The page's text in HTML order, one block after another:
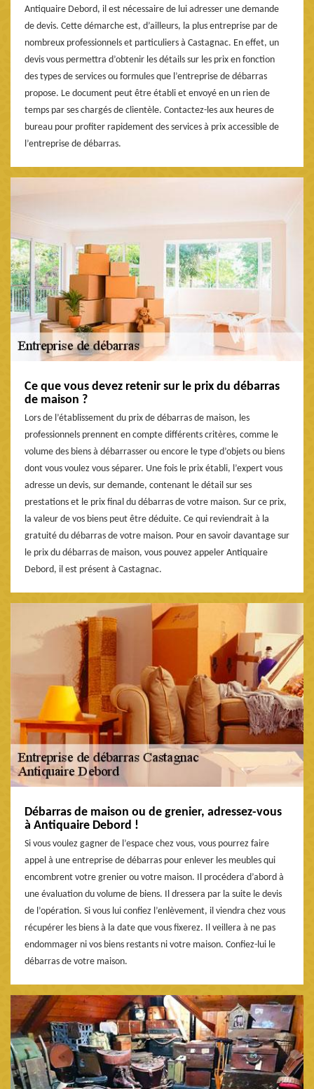
Antiquaire Debord, il est nécessaire de lui adresser une demande
de devis. Cette démarche est, d’ailleurs, la plus entreprise par de
nombreux professionnels et particuliers à Castagnac. En effet, un
devis vous permettra d’obtenir les détails sur les prix en fonction
des types de services ou formules que l’entreprise de débarras
propose. Le document peut être établi et envoyé en un rien de
temps par ses chargés de clientèle. Contactez-les aux heures de
bureau pour profiter rapidement des services à prix accessible de
l’entreprise de débarras.
Ce que vous devez retenir sur le prix du débarras
de maison ?
Lors de l’établissement du prix de débarras de maison, les
professionnels prennent en compte différents critères, comme le
volume des biens à débarrasser ou encore le type d’objets ou biens
dont vous voulez vous séparer. Une fois le prix établi, l’expert vous
adresse un devis, sur demande, contenant le détail sur ses
prestations et le prix final du débarras de votre maison. Sur ce prix,
la valeur de vos biens peut être déduite. Ce qui reviendrait à la
gratuité du débarras de votre maison. Pour en savoir davantage sur
le prix du débarras de maison, vous pouvez appeler Antiquaire
Debord, il est présent à Castagnac.
Débarras de maison ou de grenier, adressez-vous
à Antiquaire Debord !
Si vous voulez gagner de l’espace chez vous, vous pourrez faire
appel à une entreprise de débarras pour enlever les meubles qui
encombrent votre grenier ou votre maison. Il procédera d’abord à
une évaluation du volume de biens. Il dressera par la suite le devis
de l’opération. Si vous lui confiez l’enlèvement, il viendra chez vous
récupérer les biens à la date que vous fixerez. Il veillera à ne pas
endommager ni vos biens restants ni votre maison. Confiez-lui le
débarras de votre maison.